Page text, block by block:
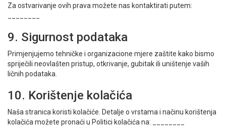
Za ostvarivanje ovih prava možete nas kontaktirati putem:
9. Sigurnost podataka
Primjenjujemo tehničke i organizacione mjere zaštite kako bismo
spriječili neovlašten pristup, otkrivanje, gubitak ili uništenje vaših
ličnih podataka.
10. Korištenje kolačića
Naša stranica koristi kolačiće. Detalje o vrstama i načinu korištenja
kolačića možete pronaći u Politici kolačića na: ________